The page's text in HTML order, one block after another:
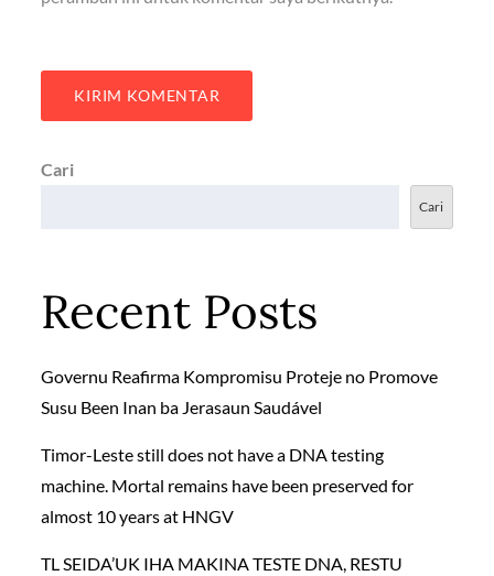
Cari
Cari
Recent Posts
Governu Reafirma Kompromisu Proteje no Promove
Susu Been Inan ba Jerasaun Saudável
Timor-Leste still does not have a DNA testing
machine. Mortal remains have been preserved for
almost 10 years at HNGV
TL SEIDA’UK IHA MAKINA TESTE DNA, RESTU